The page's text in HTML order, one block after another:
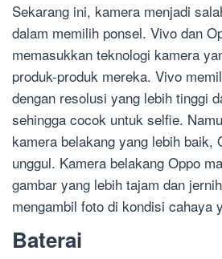
Sekarang ini, kamera menjadi
dalam memilih ponsel. Vivo dan
memasukkan teknologi kamera
produk-produk mereka. Vivo
dengan resolusi yang lebih tinggi
sehingga cocok untuk selfie.
kamera belakang yang lebih baik,
unggul. Kamera belakang Oppo
gambar yang lebih tajam dan
mengambil foto di kondisi cahaya
Baterai